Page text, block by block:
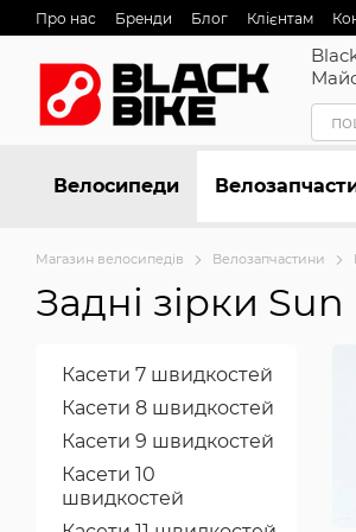
Перейти до основного контенту
Про нас Бренди Блог Клієнтам
Велосипеди
Магазин велосипедів Велозапчастини
Задні зірки Sun
Касети 7 швидкостей
Касети 8 швидкостей
Касети 9 швидкостей
Касети 10
швидкостей